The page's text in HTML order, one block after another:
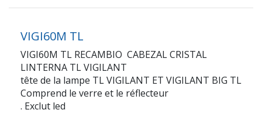
VIGI60M TL
VIGI60M TL RECAMBIO CABEZAL CRISTAL
LINTERNA TL VIGILANT
tête de la lampe TL VIGILANT ET VIGILANT BIG TL
Comprend le verre et le réflecteur
. Exclut led